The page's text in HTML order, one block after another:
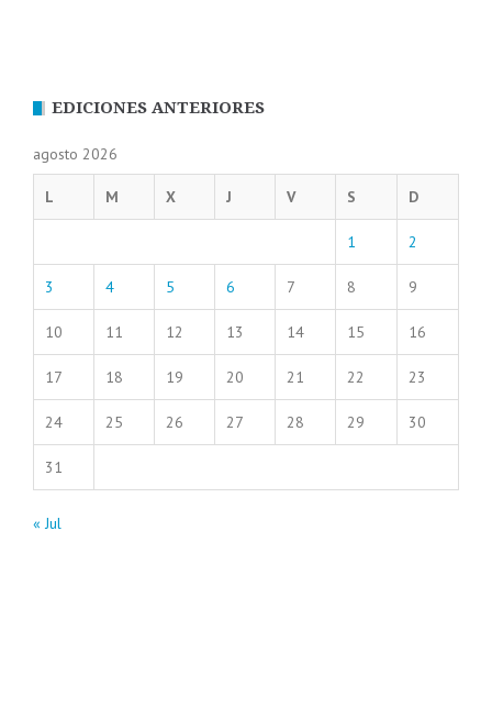
EDICIONES ANTERIORES
agosto 2026
L M X J V S D
1 2
3 4 5 6 7 8 9
10 11 12 13 14 15 16
17 18 19 20 21 22 23
24 25 26 27 28 29 30
31
« Jul